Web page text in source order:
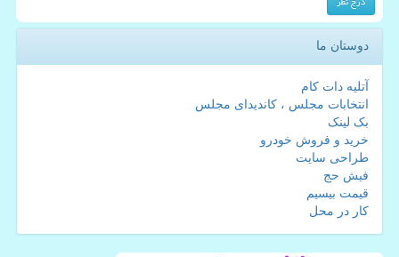
دوستان ما
آتلیه دات کام
انتخابات مجلس ، کاندیدای مجلس
بک لینک
خرید و فروش خودرو
طراحی سایت
فیش حج
قیمت بیسیم
کار در محل